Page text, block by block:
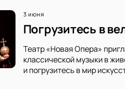
3 июня
Погрузитесь в
Театр «Новая Опера»
классической музыки в
и погрузитесь в мир